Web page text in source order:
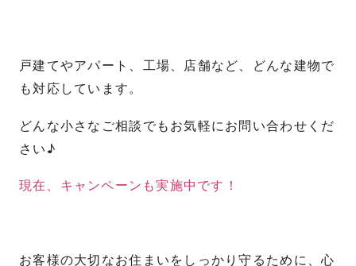
戸建てやアパート、工場、店舗など、どんな建物で
も対応しています。
どんな小さなご相談でもお気軽にお問い合わせくだ
さい♪
現在、キャンペーンも実施中です！
お客様の大切なお住まいをしっかり守るために、心